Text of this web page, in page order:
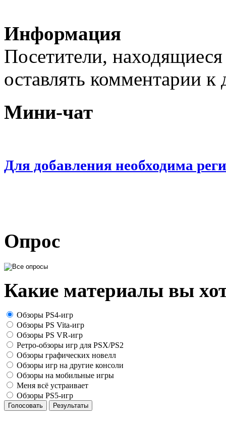
Информация
Посетители,
оставлять комментарии
Мини-чат
Для добавления необходима
Опрос
Какие материалы вы
Обзоры PS4-игр
Обзоры PS Vita-игр
Обзоры PS VR-игр
Ретро-обзоры игр для PSX/PS2
Обзоры графических новелл
Обзоры игр на другие консоли
Обзоры на мобильные игры
Меня всё устраивает
Обзоры PS5-игр
Голосовать Результаты